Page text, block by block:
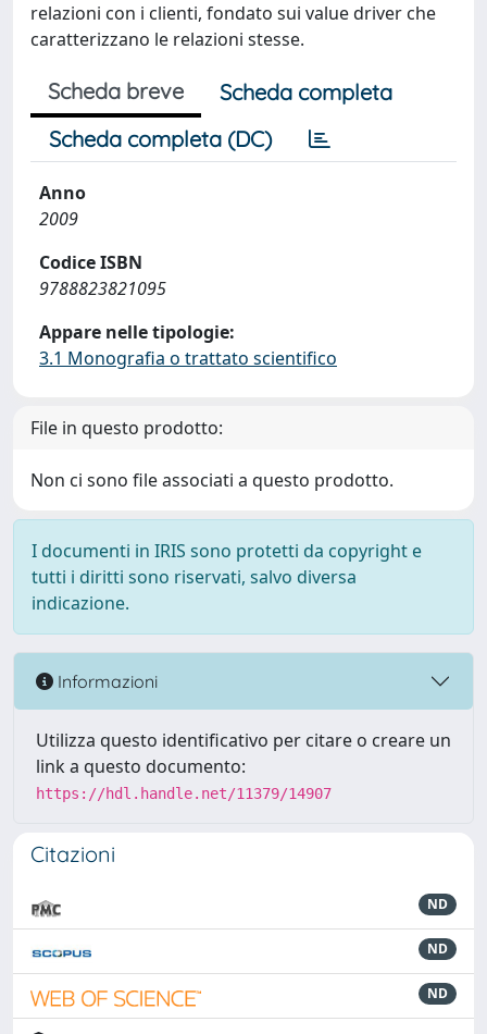
relazioni con i clienti, fondato sui value driver che
caratterizzano le relazioni stesse.
Scheda breve
Scheda completa
Scheda completa (DC)
Anno
2009
Codice ISBN
9788823821095
Appare nelle tipologie:
3.1 Monografia o trattato scientifico
File in questo prodotto:
Non ci sono file associati a questo prodotto.
I documenti in IRIS sono protetti da copyright e
tutti i diritti sono riservati, salvo diversa
indicazione.
Informazioni
Utilizza questo identificativo per citare o creare un
link a questo documento:
https://hdl.handle.net/11379/14907
Citazioni
ND
ND
ND